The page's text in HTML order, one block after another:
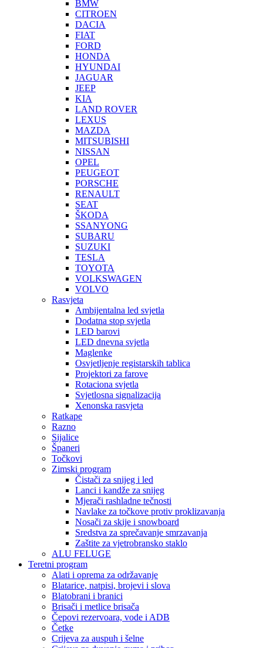
BMW
CITROEN
DACIA
FIAT
FORD
HONDA
HYUNDAI
JAGUAR
JEEP
KIA
LAND ROVER
LEXUS
MAZDA
MITSUBISHI
NISSAN
OPEL
PEUGEOT
PORSCHE
RENAULT
SEAT
ŠKODA
SSANYONG
SUBARU
SUZUKI
TESLA
TOYOTA
VOLKSWAGEN
VOLVO
Rasvjeta
Ambijentalna led svjetla
Dodatna stop svjetla
LED barovi
LED dnevna svjetla
Maglenke
Osvjetljenje registarskih tablica
Projektori za farove
Rotaciona svjetla
Svjetlosna signalizacija
Xenonska rasvjeta
Ratkape
Razno
Sijalice
Španeri
Točkovi
Zimski program
Čistači za snijeg i led
Lanci i kandže za snijeg
Mjerači rashladne tečnosti
Navlake za točkove protiv proklizavanja
Nosači za skije i snowboard
Sredstva za sprečavanje smrzavanja
Zaštite za vjetrobransko staklo
ALU FELUGE
Teretni program
Alati i oprema za održavanje
Blatarice, natpisi, brojevi i slova
Blatobrani i branici
Brisači i metlice brisača
Čepovi rezervoara, vode i ADB
Četke
Crijeva za auspuh i šelne